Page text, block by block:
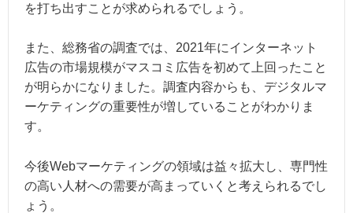
を打ち出すことが求められるでしょう。
また、総務省の調査では、2021年にインターネット
広告の市場規模がマスコミ広告を初めて上回ったこと
が明らかになりました。調査内容からも、デジタルマ
ーケティングの重要性が増していることがわかりま
す。
今後Webマーケティングの領域は益々拡大し、専門性
の高い人材への需要が高まっていくと考えられるでし
ょう。